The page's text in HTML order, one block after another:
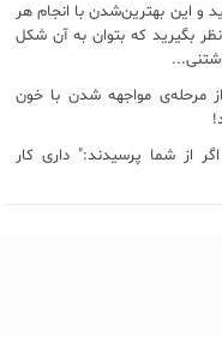
و این بهترین‌شدن با انجام هر
بگیرید که بتوان به آن شکل
مرحله‌ی مواجهه شدن با خون
از شما پرسیدند:" داری کار